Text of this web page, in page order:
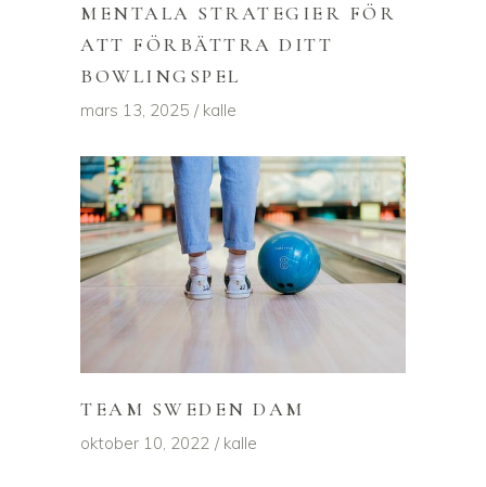
MENTALA STRATEGIER FÖR
ATT FÖRBÄTTRA DITT
BOWLINGSPEL
mars 13, 2025 kalle
TEAM SWEDEN DAM
oktober 10, 2022 kalle